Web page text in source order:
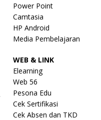
Power Point
Camtasia
HP Android
Media Pembelajaran
WEB & LINK
Elearning
Web 56
Pesona Edu
Cek Sertifikasi
Cek Absen dan TKD